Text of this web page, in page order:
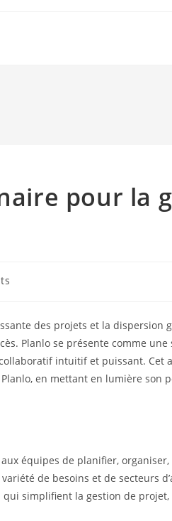
pour la
des projets et la dispersion
Planlo se présente comme
intuitif et puissant. Cet
en mettant en lumière son
équipes de planifier,
de besoins et de secteurs
simplifient la gestion de projet,